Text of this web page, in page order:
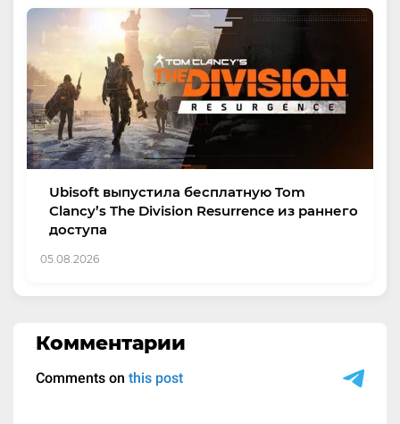
Ubisoft выпустила бесплатную Tom
Clancy’s The Division Resurrence из раннего
доступа
05.08.2026
Комментарии